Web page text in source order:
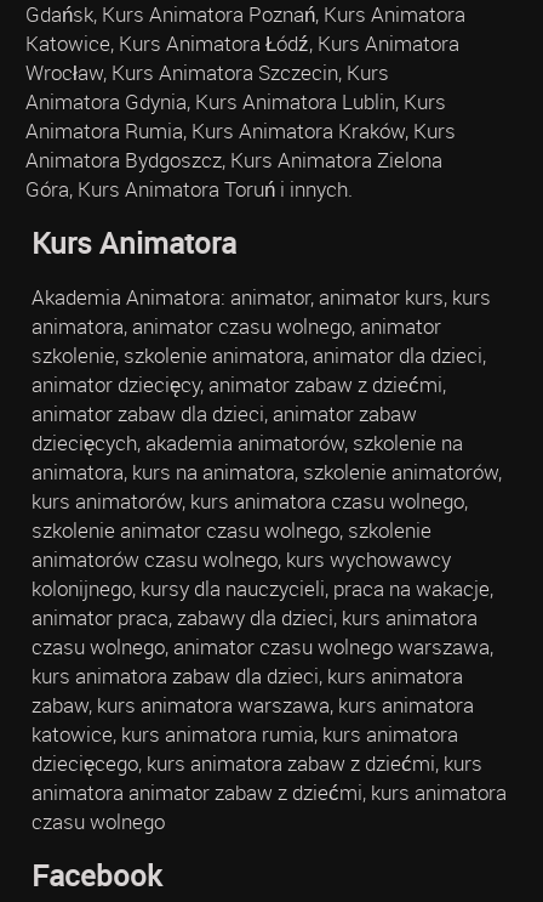
Gdańsk, Kurs Animatora Poznań, Kurs Animatora
Katowice, Kurs Animatora Łódź, Kurs Animatora
Wrocław, Kurs Animatora Szczecin, Kurs
Animatora Gdynia, Kurs Animatora Lublin, Kurs
Animatora Rumia, Kurs Animatora Kraków, Kurs
Animatora Bydgoszcz, Kurs Animatora Zielona
Góra, Kurs Animatora Toruń i innych.
Kurs Animatora
Akademia Animatora: animator, animator kurs, kurs
animatora, animator czasu wolnego, animator
szkolenie, szkolenie animatora, animator dla dzieci,
animator dziecięcy, animator zabaw z dziećmi,
animator zabaw dla dzieci, animator zabaw
dziecięcych, akademia animatorów, szkolenie na
animatora, kurs na animatora, szkolenie animatorów,
kurs animatorów, kurs animatora czasu wolnego,
szkolenie animator czasu wolnego, szkolenie
animatorów czasu wolnego, kurs wychowawcy
kolonijnego, kursy dla nauczycieli, praca na wakacje,
animator praca, zabawy dla dzieci, kurs animatora
czasu wolnego, animator czasu wolnego warszawa,
kurs animatora zabaw dla dzieci, kurs animatora
zabaw, kurs animatora warszawa, kurs animatora
katowice, kurs animatora rumia, kurs animatora
dziecięcego, kurs animatora zabaw z dziećmi, kurs
animatora animator zabaw z dziećmi, kurs animatora
czasu wolnego
Facebook